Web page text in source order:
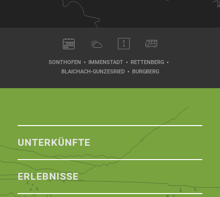
SONTHOFEN IMMENSTADT
RETTENBERG
BLAICHACH-GUNZESRIED
BURGBERG
UNTERKÜNFTE
ERLEBNISSE